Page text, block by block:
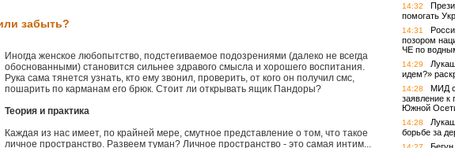
забыть?
Иногда женское любопытство, подстегиваемое подозрениями (далеко не всегда
обоснованными) становится сильнее здравого смысла и хорошего воспитания.
Рука сама тянется узнать, кто ему звонил, проверить, от кого он получил смс,
пошарить по карманам его брюк. Стоит ли открывать ящик Пандоры?
Теория и практика
Каждая из нас имеет, по крайней мере, смутное представление о том, что такое
личное пространство. Развеем туман? Личное пространство - это самая интим...
14:32
помогать
14:31
позором
ЧЕ по
14:29
идем?»
14:28
МИД
заявление к
Южной
14:28
борьбе за